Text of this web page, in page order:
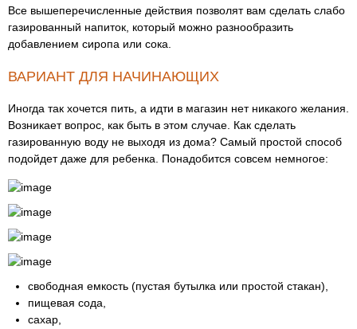
Все вышеперечисленные действия позволят вам сделать слабо
газированный напиток, который можно разнообразить
добавлением сиропа или сока.
ВАРИАНТ ДЛЯ НАЧИНАЮЩИХ
Иногда так хочется пить, а идти в магазин нет никакого желания.
Возникает вопрос, как быть в этом случае. Как сделать
газированную воду не выходя из дома? Самый простой способ
подойдет даже для ребенка. Понадобится совсем немногое:
свободная емкость (пустая бутылка или простой стакан),
пищевая сода,
сахар,